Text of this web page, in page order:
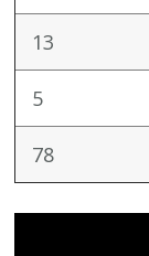
13
5
78